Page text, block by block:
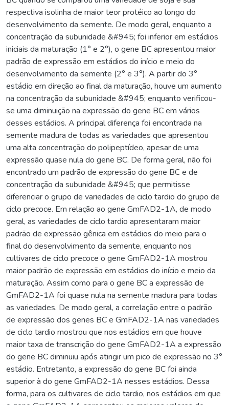
respectiva isolinha de maior teor protéico ao longo do
desenvolvimento da semente. De modo geral, enquanto a
concentração da subunidade &#945; foi inferior em estádios
iniciais da maturação (1° e 2°), o gene BC apresentou maior
padrão de expressão em estádios do início e meio do
desenvolvimento da semente (2° e 3°). A partir do 3°
estádio em direção ao final da maturação, houve um aumento
na concentração da subunidade &#945; enquanto verificou-
se uma diminuição na expressão do gene BC em vários
desses estádios. A principal diferença foi encontrada na
semente madura de todas as variedades que apresentou
uma alta concentração do polipeptídeo, apesar de uma
expressão quase nula do gene BC. De forma geral, não foi
encontrado um padrão de expressão do gene BC e de
concentração da subunidade &#945; que permitisse
diferenciar o grupo de variedades de ciclo tardio do grupo de
ciclo precoce. Em relação ao gene GmFAD2-1A, de modo
geral, as variedades de ciclo tardio apresentaram maior
padrão de expressão gênica em estádios do meio para o
final do desenvolvimento da semente, enquanto nos
cultivares de ciclo precoce o gene GmFAD2-1A mostrou
maior padrão de expressão em estádios do início e meio da
maturação. Assim como para o gene BC a expressão de
GmFAD2-1A foi quase nula na semente madura para todas
as variedades. De modo geral, a correlação entre o padrão
de expressão dos genes BC e GmFAD2-1A nas variedades
de ciclo tardio mostrou que nos estádios em que houve
maior taxa de transcrição do gene GmFAD2-1A a expressão
do gene BC diminuiu após atingir um pico de expressão no 3°
estádio. Entretanto, a expressão do gene BC foi ainda
superior à do gene GmFAD2-1A nesses estádios. Dessa
forma, para os cultivares de ciclo tardio, nos estádios em que